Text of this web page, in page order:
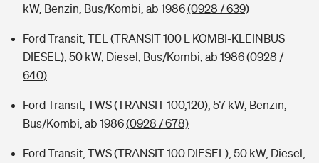
kW, Benzin, Bus/Kombi, ab 1986(0928 / 639)
Ford Transit, TEL (TRANSIT 100 L KOMBI-KLEINBUS
DIESEL), 50 kW, Diesel, Bus/Kombi, ab 1986(0928 /
640)
Ford Transit, TWS (TRANSIT 100,120), 57 kW, Benzin,
Bus/Kombi, ab 1986(0928 / 678)
Ford Transit, TWS (TRANSIT 100 DIESEL), 50 kW, Diesel,